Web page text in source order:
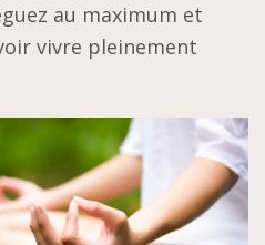
au maximum et
vivre pleinement